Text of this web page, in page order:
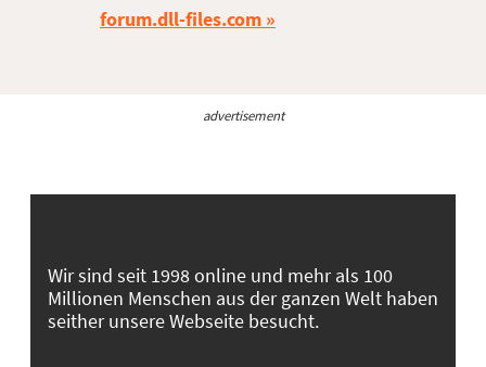
forum.dll-files.com
advertisement
Wir sind seit 1998 online und mehr als 100
Millionen Menschen aus der ganzen Welt haben
seither unsere Webseite besucht.